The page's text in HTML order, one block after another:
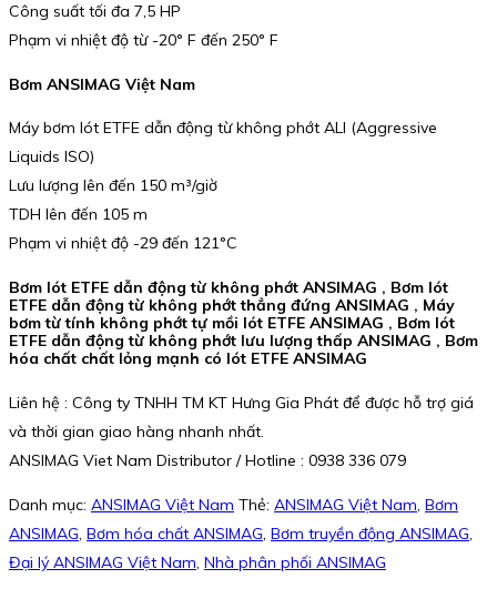
Công suất tối đa 7,5 HP
Phạm vi nhiệt độ từ -20° F đến 250° F
Bơm ANSIMAG Việt Nam
Máy bơm lót ETFE dẫn động từ không phớt ALI (Aggressive
Liquids ISO)
Lưu lượng lên đến 150 m³/giờ
TDH lên đến 105 m
Phạm vi nhiệt độ -29 đến 121°C
Bơm lót ETFE dẫn động từ không phớt ANSIMAG , Bơm lót
ETFE dẫn động từ không phớt thẳng đứng ANSIMAG , Máy
bơm từ tính không phớt tự mồi lót ETFE ANSIMAG , Bơm lót
ETFE dẫn động từ không phớt lưu lượng thấp ANSIMAG , Bơm
hóa chất chất lỏng mạnh có lót ETFE ANSIMAG
Liên hệ : Công ty TNHH TM KT Hưng Gia Phát để được hỗ trợ giá
và thời gian giao hàng nhanh nhất.
ANSIMAG Viet Nam Distributor / Hotline : 0938 336 079
Danh mục: ANSIMAG Việt Nam Thẻ: ANSIMAG Việt Nam Bơm
ANSIMAG Bơm hóa chất ANSIMAG Bơm truyền động ANSIMAG
Đại lý ANSIMAG Việt Nam Nhà phân phối ANSIMAG